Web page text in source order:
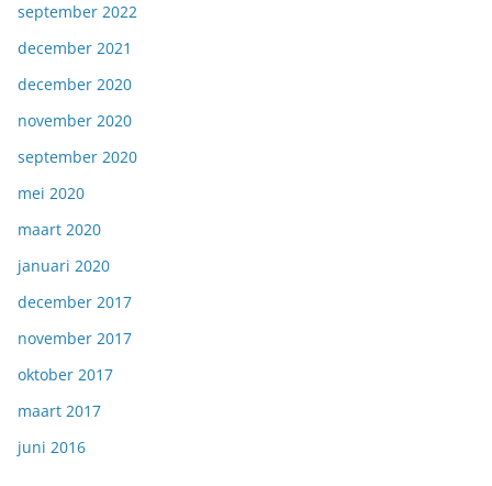
september 2022
december 2021
december 2020
november 2020
september 2020
mei 2020
maart 2020
januari 2020
december 2017
november 2017
oktober 2017
maart 2017
juni 2016